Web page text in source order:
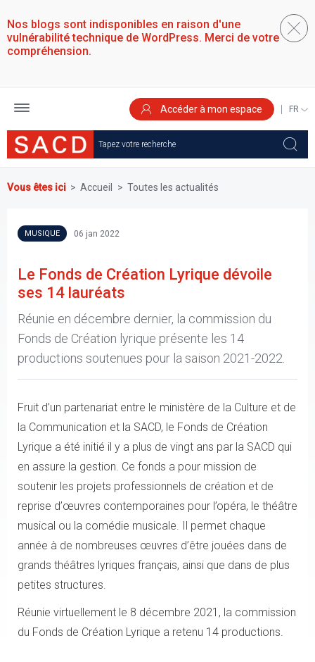
au
contenu
principal
Nos blogs sont indisponibles en raison d'une
vulnérabilité technique de WordPress. Merci de votre
compréhension.
Accéder à mon espace
YOUR
Vous êtes ici Accueil Toutes les actualités
MUSIQUE 06 jan 2022
Le Fonds de Création Lyrique dévoile
ses 14 lauréats
Réunie en décembre dernier, la commission du
Fonds de Création lyrique présente les 14
productions soutenues pour la saison 2021-2022.
Fruit d’un partenariat entre le ministère de la Culture et de
la Communication et la SACD, le Fonds de Création
Lyrique a été initié il y a plus de vingt ans par la SACD qui
en assure la gestion. Ce fonds a pour mission de
soutenir les projets professionnels de création et de
reprise d’œuvres contemporaines pour l’opéra, le théâtre
musical ou la comédie musicale. Il permet chaque
année à de nombreuses œuvres d’être jouées dans de
grands théâtres lyriques français, ainsi que dans de plus
petites structures.
Réunie virtuellement le 8 décembre 2021, la commission
du Fonds de Création Lyrique a retenu 14 productions.